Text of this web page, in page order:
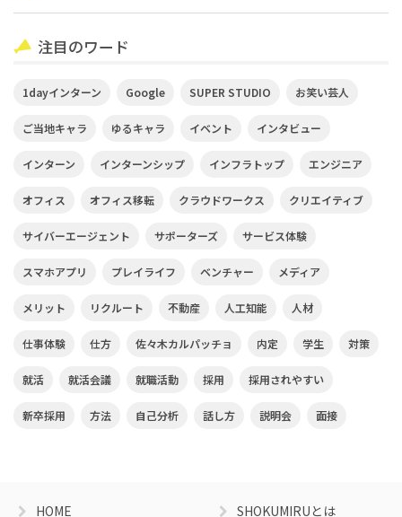
注目のワード
1dayインターン Google SUPER STUDIO お笑い芸人
ご当地キャラ ゆるキャラ イベント インタビュー
インターン インターンシップ インフラトップ エンジニア
オフィス オフィス移転 クラウドワークス クリエイティブ
サイバーエージェント サポーターズ サービス体験
スマホアプリ プレイライフ ベンチャー メディア
メリット リクルート 不動産 人工知能 人材
仕事体験 仕方 佐々木カルパッチョ 内定 学生 対策
就活 就活会議 就職活動 採用 採用されやすい
新卒採用 方法 自己分析 話し方 説明会 面接
HOME SHOKUMIRUとは